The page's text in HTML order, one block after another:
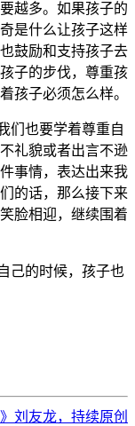
越多。如果孩子的
是什么让孩子这样
鼓励和支持孩子去
子的步伐，尊重孩
孩子必须怎么样。
也要学着尊重自
礼貌或者出言不逊
事情，表达出来我
的话，那么接下来
脸相迎，继续围着
己的时候，孩子也
刘友龙，持续原创